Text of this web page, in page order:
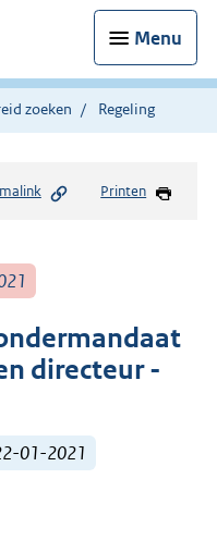
Menu
zoeken Regeling
Printen
directeur -
01-2021